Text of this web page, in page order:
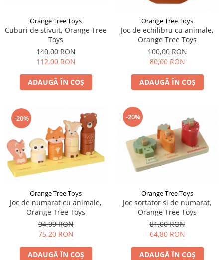
Orange Tree Toys
Cuburi de stivuit, Orange Tree
Toys
140,00 RON
112,00 RON
ADAUGĂ ÎN COȘ
Orange Tree Toys
Joc de echilibru cu animale,
Orange Tree Toys
100,00 RON
80,00 RON
ADAUGĂ ÎN COȘ
-20%
Orange Tree Toys
Joc de numarat cu animale,
Orange Tree Toys
94,00 RON
75,20 RON
ADAUGĂ ÎN COȘ
-20%
Orange Tree Toys
Joc sortator si de numarat,
Orange Tree Toys
81,00 RON
64,80 RON
ADAUGĂ ÎN COȘ